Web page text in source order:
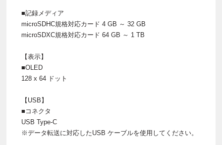
■記録メディア
microSDHC規格対応カード 4 GB ～ 32 GB
microSDXC規格対応カード 64 GB ～ 1 TB
【表示】
■OLED
128 x 64 ドット
【USB】
■コネクタ
USB Type-C
※データ転送に対応したUSB ケーブルを使用してください。